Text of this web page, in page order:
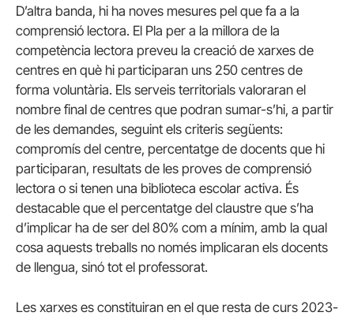
D’altra banda, hi ha noves mesures pel que fa a la
comprensió lectora. El Pla per a la millora de la
competència lectora preveu la creació de xarxes de
centres en què hi participaran uns 250 centres de
forma voluntària. Els serveis territorials valoraran el
nombre final de centres que podran sumar-s’hi, a partir
de les demandes, seguint els criteris següents:
compromís del centre, percentatge de docents que hi
participaran, resultats de les proves de comprensió
lectora o si tenen una biblioteca escolar activa. És
destacable que el percentatge del claustre que s’ha
d’implicar ha de ser del 80% com a mínim, amb la qual
cosa aquests treballs no només implicaran els docents
de llengua, sinó tot el professorat.
Les xarxes es constituiran en el que resta de curs 2023-